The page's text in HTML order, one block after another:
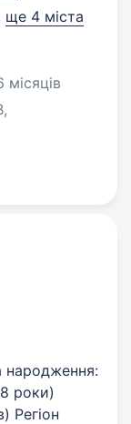
ще 4 міста
місяців
народження:
роки)
Регіон